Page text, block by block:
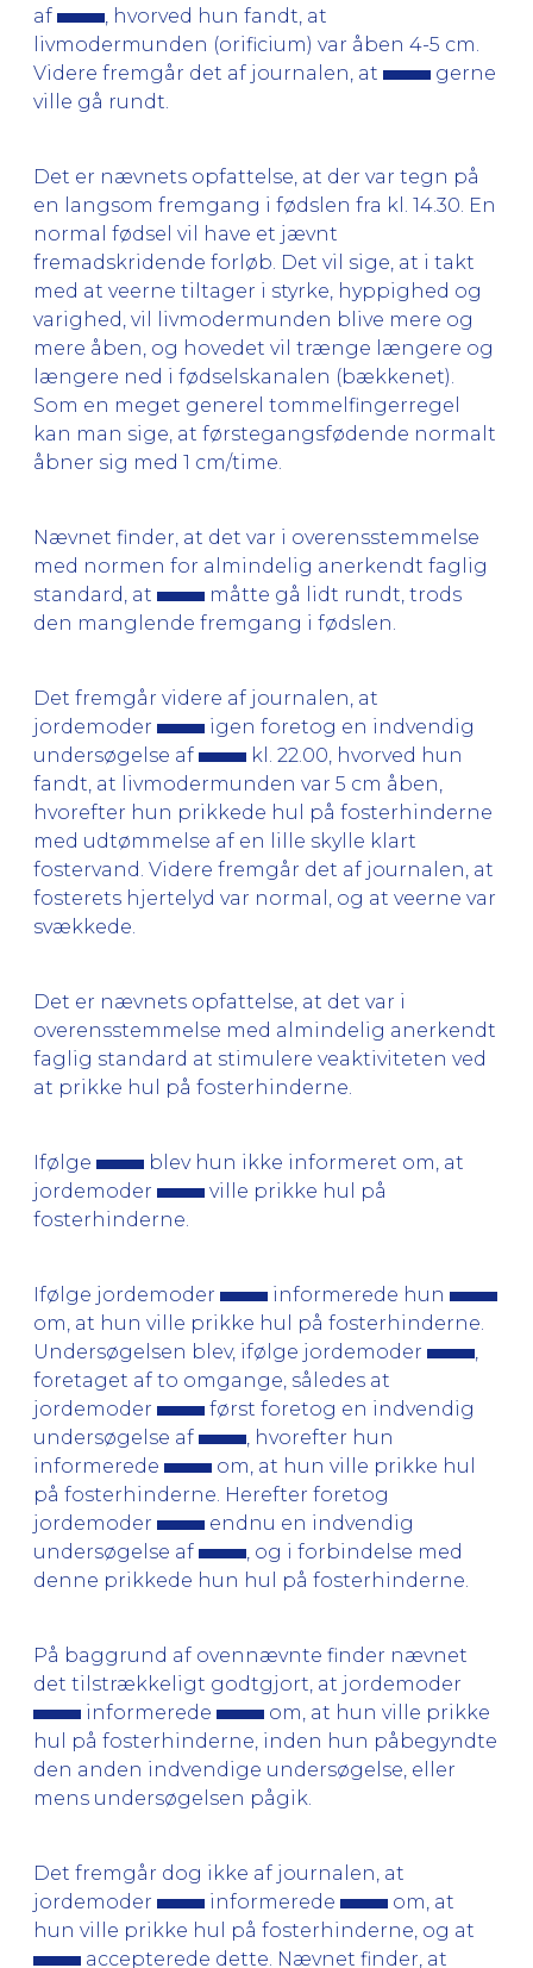
af
, hvorved hun fandt, at
livmodermunden (orificium) var åben 4-5 cm.
Videre fremgår det af journalen, at
gerne
ville gå rundt.
Det er nævnets opfattelse, at der var tegn på
en langsom fremgang i fødslen fra kl. 14.30. En
normal fødsel vil have et jævnt
fremadskridende forløb. Det vil sige, at i takt
med at veerne tiltager i styrke, hyppighed og
varighed, vil livmodermunden blive mere og
mere åben, og hovedet vil trænge længere og
længere ned i fødselskanalen (bækkenet).
Som en meget generel tommelfingerregel
kan man sige, at førstegangsfødende normalt
åbner sig med 1 cm/time.
Nævnet finder, at det var i overensstemmelse
med normen for almindelig anerkendt faglig
standard, at
måtte gå lidt rundt, trods
den manglende fremgang i fødslen.
Det fremgår videre af journalen, at
jordemoder
igen foretog en indvendig
undersøgelse af
kl. 22.00, hvorved hun
fandt, at livmodermunden var 5 cm åben,
hvorefter hun prikkede hul på fosterhinderne
med udtømmelse af en lille skylle klart
fostervand. Videre fremgår det af journalen, at
fosterets hjertelyd var normal, og at veerne var
svækkede.
Det er nævnets opfattelse, at det var i
overensstemmelse med almindelig anerkendt
faglig standard at stimulere veaktiviteten ved
at prikke hul på fosterhinderne.
Ifølge
blev hun ikke informeret om, at
jordemoder
ville prikke hul på
fosterhinderne.
Ifølge jordemoder
informerede hun
om, at hun ville prikke hul på fosterhinderne.
Undersøgelsen blev, ifølge jordemoder
foretaget af to omgange, således at
jordemoder
først foretog en indvendig
undersøgelse af
, hvorefter hun
informerede
om, at hun ville prikke hul
på fosterhinderne. Herefter foretog
jordemoder
endnu en indvendig
undersøgelse af
, og i forbindelse med
denne prikkede hun hul på fosterhinderne.
På baggrund af ovennævnte finder nævnet
det tilstrækkeligt godtgjort, at jordemoder
informerede
om, at hun ville prikke
hul på fosterhinderne, inden hun påbegyndte
den anden indvendige undersøgelse, eller
mens undersøgelsen pågik.
Det fremgår dog ikke af journalen, at
jordemoder
informerede
om, at
hun ville prikke hul på fosterhinderne, og at
accepterede dette. Nævnet finder, at